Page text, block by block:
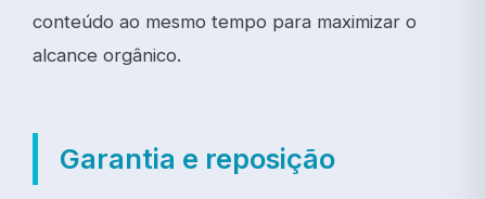
conteúdo ao mesmo tempo para maximizar o
alcance orgânico.
Garantia e reposição